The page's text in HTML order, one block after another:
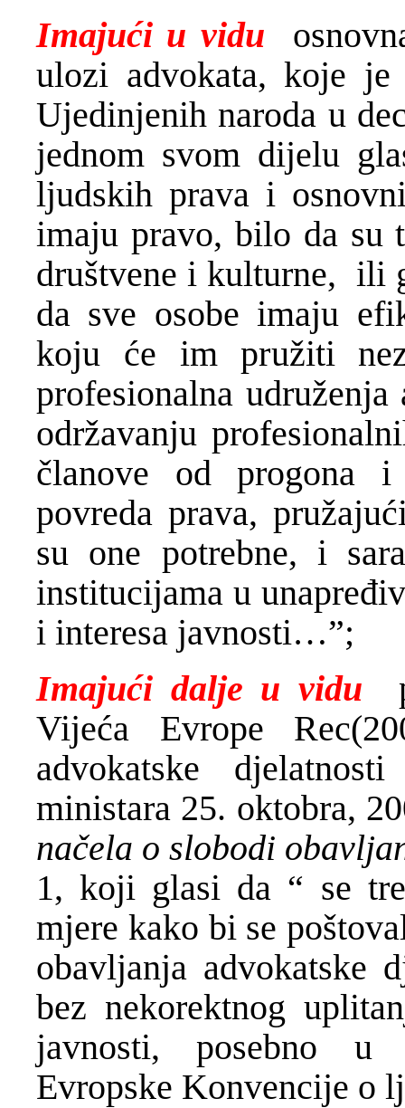
Imajući u vidu
ulozi advokata, koje je
Ujedinjenih naroda u
jednom svom dijelu
ljudskih prava i
imaju pravo, bilo da su
društvene i kulturne, ili
da sve osobe imaju
koju će im pružiti
profesionalna
održavanju
članove od progona
povreda prava,
su one potrebne, i
institucijama u
i interesa javnosti…”;
Imajući dalje u vidu
Vijeća Evrope
advokatske
ministara 25. oktobra,
načela o slobodi
1, koji glasi da “ se
mjere kako bi se
obavljanja advokatske
bez nekorektnog
javnosti, posebno u
Evropske Konvencije o